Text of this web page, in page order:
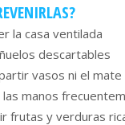
la casa ventilada
descartables
vasos ni el mate
las manos
frutas y verduras